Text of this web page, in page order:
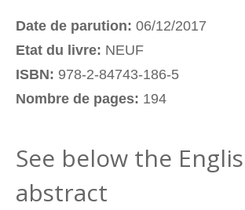
Date de parution: 06/12/2017
Etat du livre: NEUF
ISBN: 978-2-84743-186-5
Nombre de pages: 194
See below the
abstract